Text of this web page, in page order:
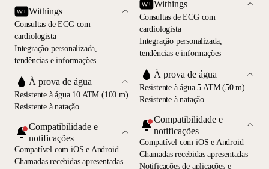
Withings+
Consultas de ECG com
cardiologista
Integração personalizada,
tendências e informações
À prova de água
Resistente à água 10 ATM (100 m)
Resistente à natação
Compatibilidade e
notificações
Compatível com iOS e Android
Chamadas recebidas apresentadas
Withings+
Consultas de ECG com
cardiologista
Integração personalizada,
tendências e informações
À prova de água
Resistente à água 5 ATM (50 m)
Resistente à natação
Compatibilidade e
notificações
Compatível com iOS e Android
Chamadas recebidas apresentadas
Notificações de aplicações e